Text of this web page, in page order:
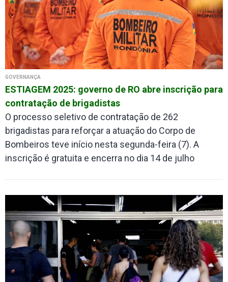
GOVERNANÇA
ESTIAGEM 2025: governo de RO abre inscrição para
contratação de brigadistas
O processo seletivo de contratação de 262
brigadistas para reforçar a atuação do Corpo de
Bombeiros teve início nesta segunda-feira (7). A
inscrição é gratuita e encerra no dia 14 de julho